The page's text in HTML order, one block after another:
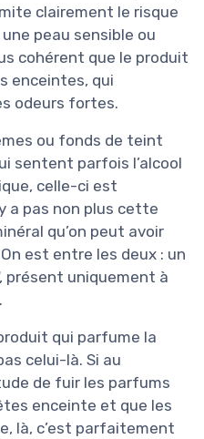
clairement le risque
peau sensible ou
cohérent que le produit
enceintes, qui
odeurs fortes.
ou fonds de teint
sentent parfois l’alcool
celle-ci est
a pas non plus cette
qu’on peut avoir
est entre les deux : un
présent uniquement à
qui parfume la
celui-là. Si au
de fuir les parfums
enceinte et que les
là, c’est parfaitement